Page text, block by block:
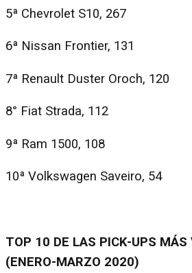
5ª Chevrolet S10, 267
6ª Nissan Frontier, 131
7ª Renault Duster Oroch, 120
8° Fiat Strada, 112
9ª Ram 1500, 108
10ª Volkswagen Saveiro, 54
TOP 10 DE LAS PICK-UPS MÁS
(ENERO-MARZO 2020)